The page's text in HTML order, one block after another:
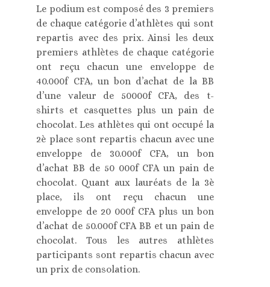
Le podium est composé des 3 premiers
de chaque catégorie d’athlètes qui sont
repartis avec des prix. Ainsi les deux
premiers athlètes de chaque catégorie
ont reçu chacun une enveloppe de
40.000f CFA, un bon d’achat de la BB
d’une valeur de 50000f CFA, des t-
shirts et casquettes plus un pain de
chocolat. Les athlètes qui ont occupé la
2è place sont repartis chacun avec une
enveloppe de 30.000f CFA, un bon
d’achat BB de 50 000f CFA un pain de
chocolat. Quant aux lauréats de la 3è
place, ils ont reçu chacun une
enveloppe de 20 000f CFA plus un bon
d’achat de 50.000f CFA BB et un pain de
chocolat. Tous les autres athlètes
participants sont repartis chacun avec
un prix de consolation.